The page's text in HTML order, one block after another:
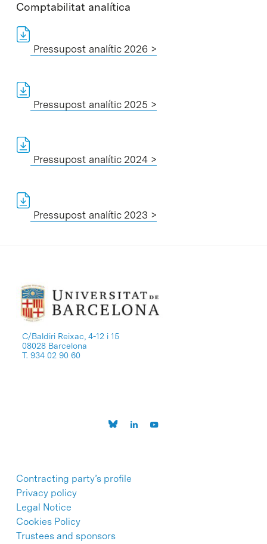
Comptabilitat analítica
Pressupost analític 2026 >
Pressupost analític 2025 >
Pressupost analític 2024 >
Pressupost analític 2023 >
C/Baldiri Reixac, 4-12 i 15
08028 Barcelona
T. 934 02 90 60
Contracting party’s profile
Privacy policy
Legal Notice
Cookies Policy
Trustees and sponsors